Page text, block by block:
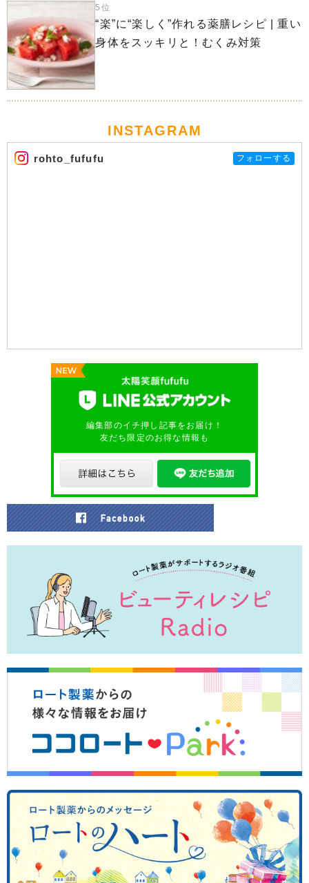
5位
“楽”に“楽しく”作れる薬膳レシピ | 重い
身体をスッキリと！むくみ対策
INSTAGRAM
rohto_fufufu フォローする
編集部のイチ押し記事をお届け！
友だち限定のお得な情報も